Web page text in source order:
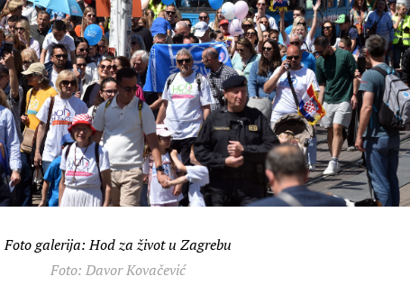
Foto galerija: Hod za život u Zagrebu
Foto: Davor Kovačević